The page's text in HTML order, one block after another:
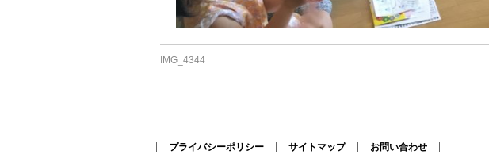
IMG_4344
プライバシーポリシー サイトマップ お問い合わせ